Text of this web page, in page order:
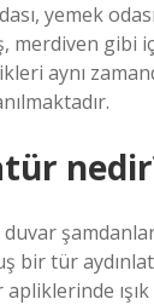
yemek
merdiven gibi
aynı
bir tür
ışık